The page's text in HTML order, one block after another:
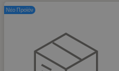
Νέο Προϊόν